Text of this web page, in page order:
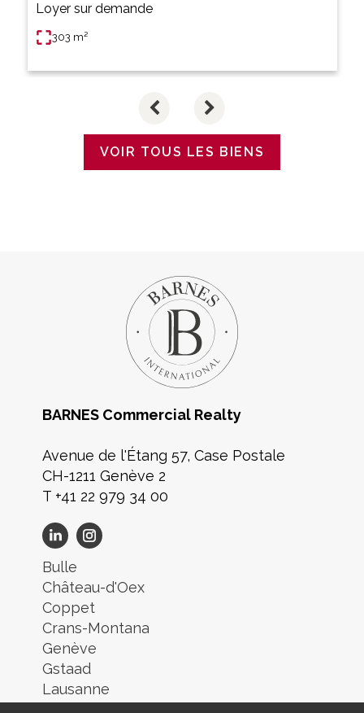
Loyer sur demande
303 m²
VOIR TOUS LES BIENS
BARNES Commercial Realty
Avenue de l'Étang 57, Case Postale
CH-1211 Genève 2
T +41 22 979 34 00
Bulle
Château-d'Oex
Coppet
Crans-Montana
Genève
Gstaad
Lausanne